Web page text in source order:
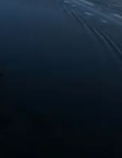
إمام عاشور لو جاب 100 بطولة في كأس العالم هتفضل الصفقة اللي كسرت مبادئ الأهلي – الأسبوع
مهرجان الصيف
وسط حضور جماهيري كبير..